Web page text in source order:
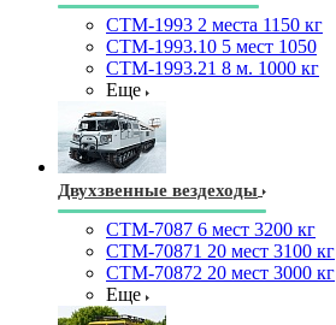
СТМ-1993 2 места 1150 кг
СТМ-1993.10 5 мест 1050
СТМ-1993.21 8 м. 1000 кг
Еще
Двухзвенные вездеходы
СТМ-7087 6 мест 3200 кг
СТМ-70871 20 мест 3100 кг
СТМ-70872 20 мест 3000 кг
Еще